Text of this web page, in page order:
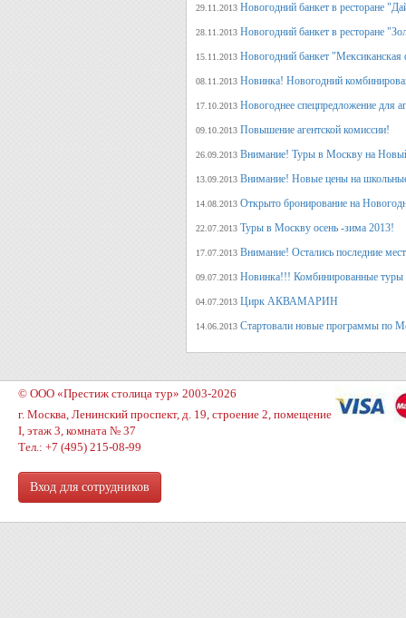
29.11.2013 Новогодний банкет в ресторане
28.11.2013 Новогодний банкет в ресторане
15.11.2013 Новогодний банкет
08.11.2013 Новинка! Новогодний
17.10.2013 Новогоднее спецпредложение для
09.10.2013 Повышение агентской комиссии!
26.09.2013 Внимание! Туры в Москву на
13.09.2013 Внимание! Новые цены на
14.08.2013 Открыто бронирование на
22.07.2013 Туры в Москву осень -зима 2013!
17.07.2013 Внимание! Остались последние
09.07.2013 Новинка!!! Комбинированные туры
04.07.2013 Цирк АКВАМАРИН
14.06.2013 Стартовали новые программы по
© ООО «Престиж столица тур» 2003-2026
г. Москва, Ленинский проспект, д. 19, строение 2, помещение
I, этаж 3, комната № 37
Тел.: +7 (495) 215-08-99
Вход для сотрудников